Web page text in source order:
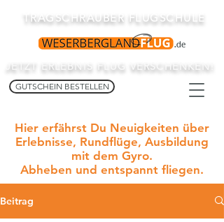
JETZT ERLEBNIS FLUG VERSCHENKEN!
GUTSCHEIN BESTELLEN
TRAGSCHRAUBER FLUGSCHULE
Hier erfährst Du Neuigkeiten über
Erlebnisse, Rundflüge, Ausbildung
mit dem Gyro.
Abheben und entspannt fliegen.
Beitrag